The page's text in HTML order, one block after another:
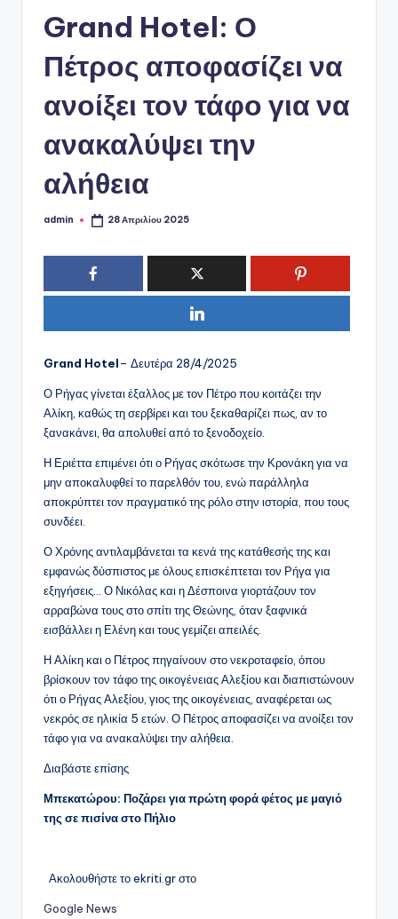
PGrand Hotel: Ο
Πέτρος αποφασίζει να
ανοίξει τον τάφο για να
ανακαλύψει την
αλήθεια
Συγγραφέας:
admin 28 Απριλίου 2025
Grand Hotel– Δευτέρα 28/4/2025
Ο Ρήγας γίνεται έξαλλος με τον Πέτρο που κοιτάζει την
Αλίκη, καθώς τη σερβίρει και του ξεκαθαρίζει πως, αν το
ξανακάνει, θα απολυθεί από το ξενοδοχείο.
Η Εριέττα επιμένει ότι ο Ρήγας σκότωσε την Κρονάκη για να
μην αποκαλυφθεί το παρελθόν του, ενώ παράλληλα
αποκρύπτει τον πραγματικό της ρόλο στην ιστορία, που τους
συνδέει.
Ο Χρόνης αντιλαμβάνεται τα κενά της κατάθεσής της και
εμφανώς δύσπιστος με όλους επισκέπτεται τον Ρήγα για
εξηγήσεις… Ο Νικόλας και η Δέσποινα γιορτάζουν τον
αρραβώνα τους στο σπίτι της Θεώνης, όταν ξαφνικά
εισβάλλει η Ελένη και τους γεμίζει απειλές.
Η Αλίκη και ο Πέτρος πηγαίνουν στο νεκροταφείο, όπου
βρίσκουν τον τάφο της οικογένειας Αλεξίου και διαπιστώνουν
ότι ο Ρήγας Αλεξίου, γιος της οικογένειας, αναφέρεται ως
νεκρός σε ηλικία 5 ετών. Ο Πέτρος αποφασίζει να ανοίξει τον
τάφο για να ανακαλύψει την αλήθεια.
Διαβάστε επίσης
Μπεκατώρου: Ποζάρει για πρώτη φορά φέτος με μαγιό
της σε πισίνα στο Πήλιο
Ακολουθήστε το ekriti.gr στο
Google News